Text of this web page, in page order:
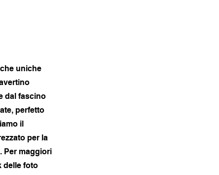
uniche
dal fascino
perfetto
il
per la
Per maggiori
delle foto